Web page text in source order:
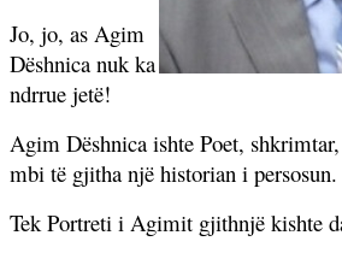
Jo, jo, as Agim
Dëshnica nuk ka
ndrrue jetë!
Agim Dëshnica ishte Poet,
mbi të gjitha një historian i persosun.
Tek Portreti i Agimit gjithnjë kishte